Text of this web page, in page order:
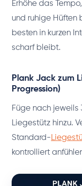
Erhöhe das
und ruhige Hüften
besten in kurzen
scharf bleibt.
Plank Jack zum
Progression)
Füge nach jeweils
Liegestütz hinzu.
Standard-
kontrolliert